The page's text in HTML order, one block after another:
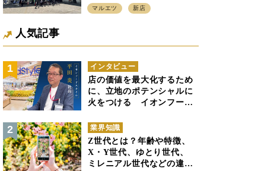
プン、「アーバン500坪モデ
マルエツ 新店
人気記事
インタビュー
店の価値を最大化するため
に、立地のポテンシャルに
火をつける イオンフード
業界知識
Z世代とは？年齢や特徴、
X・Y世代、ゆとり世代、
ミレニアル世代などの違い